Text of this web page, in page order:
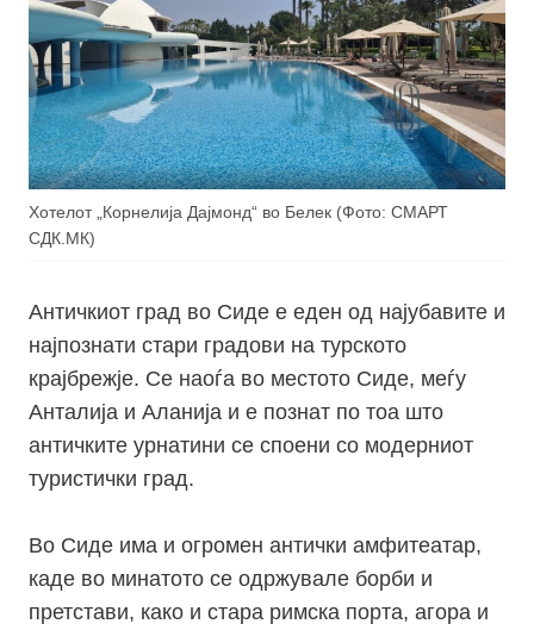
Хотелот „Корнелија Дајмонд“ во Белек (Фото: СМАРТ
СДК.МК)
Античкиот град во Сиде е еден од најубавите и
најпознати стари градови на турското
крајбрежје. Се наоѓа во местото Сиде, меѓу
Анталија и Аланија и е познат по тоа што
античките урнатини се споени со модерниот
туристички град.
Во Сиде има и огромен антички амфитеатар,
каде во минатото се одржувале борби и
претстави, како и стара римска порта, агора и